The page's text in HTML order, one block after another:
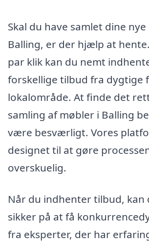
Skal du have samlet dine
Balling, er der hjælp at
par klik kan du nemt
forskellige tilbud fra dygtige
lokalområde. At finde det
samling af møbler i Balling
være besværligt. Vores
designet til at gøre
overskuelig.
Når du indhenter tilbud,
sikker på at få
fra eksperter, der har